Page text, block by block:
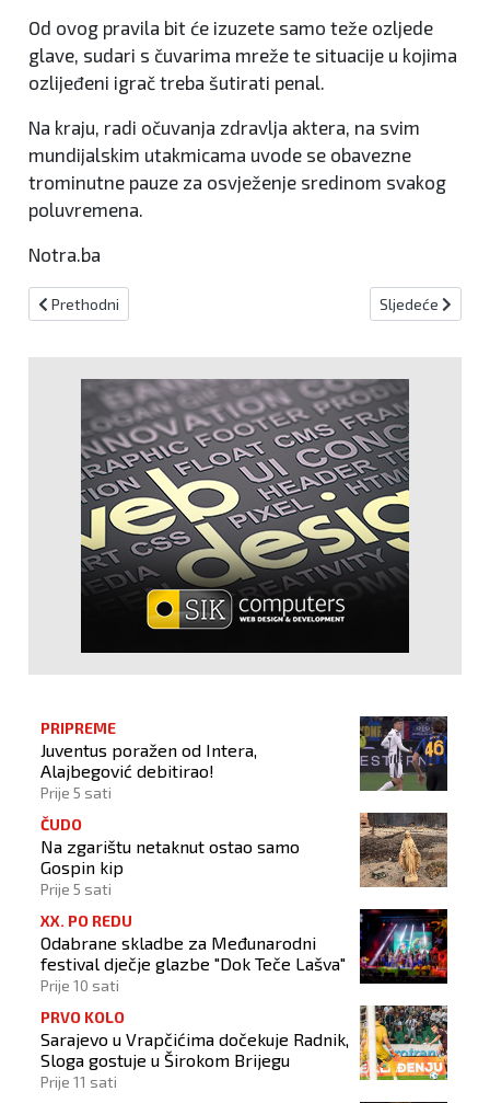
Od ovog pravila bit će izuzete samo teže ozljede
glave, sudari s čuvarima mreže te situacije u kojima
ozlijeđeni igrač treba šutirati penal.
Na kraju, radi očuvanja zdravlja aktera, na svim
mundijalskim utakmicama uvode se obavezne
trominutne pauze za osvježenje sredinom svakog
poluvremena.
Notra.ba
Prethodni članak: Zlatko Dalić najavio novu formaciju i poručio:
Prethodni Sljedeći članak:
Sljedeće
PRIPREME
Juventus poražen od Intera,
Alajbegović debitirao!
Prije 5 sati
ČUDO
Na zgarištu netaknut ostao samo
Gospin kip
Prije 5 sati
XX. PO REDU
Odabrane skladbe za Međunarodni
festival dječje glazbe "Dok Teče Lašva"
Prije 10 sati
PRVO KOLO
Sarajevo u Vrapčićima dočekuje Radnik,
Sloga gostuje u Širokom Brijegu
Prije 11 sati